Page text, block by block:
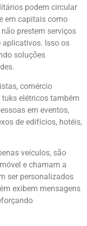
podem circular
em capitais como
prestem serviços
aplicativos. Isso os
soluções
comércio
elétricos também
em eventos,
de edifícios, hotéis,
veículos, são
e chamam a
ser personalizados
exibem mensagens